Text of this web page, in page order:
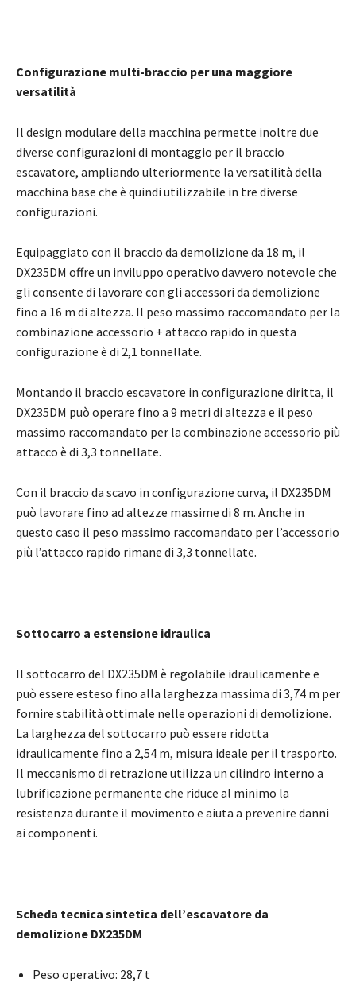
Configurazione multi-braccio per una maggiore
versatilità
Il design modulare della macchina permette inoltre due
diverse configurazioni di montaggio per il braccio
escavatore, ampliando ulteriormente la versatilità della
macchina base che è quindi utilizzabile in tre diverse
configurazioni.
Equipaggiato con il braccio da demolizione da 18 m, il
DX235DM offre un inviluppo operativo davvero notevole che
gli consente di lavorare con gli accessori da demolizione
fino a 16 m di altezza. Il peso massimo raccomandato per la
combinazione accessorio + attacco rapido in questa
configurazione è di 2,1 tonnellate.
Montando il braccio escavatore in configurazione diritta, il
DX235DM può operare fino a 9 metri di altezza e il peso
massimo raccomandato per la combinazione accessorio più
attacco è di 3,3 tonnellate.
Con il braccio da scavo in configurazione curva, il DX235DM
può lavorare fino ad altezze massime di 8 m. Anche in
questo caso il peso massimo raccomandato per l’accessorio
più l’attacco rapido rimane di 3,3 tonnellate.
Sottocarro a estensione idraulica
Il sottocarro del DX235DM è regolabile idraulicamente e
può essere esteso fino alla larghezza massima di 3,74 m per
fornire stabilità ottimale nelle operazioni di demolizione.
La larghezza del sottocarro può essere ridotta
idraulicamente fino a 2,54 m, misura ideale per il trasporto.
Il meccanismo di retrazione utilizza un cilindro interno a
lubrificazione permanente che riduce al minimo la
resistenza durante il movimento e aiuta a prevenire danni
ai componenti.
Scheda tecnica sintetica dell’escavatore da
demolizione DX235DM
Peso operativo: 28,7 t